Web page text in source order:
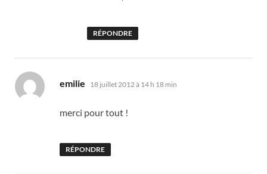
RÉPONDRE
emilie dit :
18 juillet 2012 à 14 h 18 min
merci pour tout !
RÉPONDRE